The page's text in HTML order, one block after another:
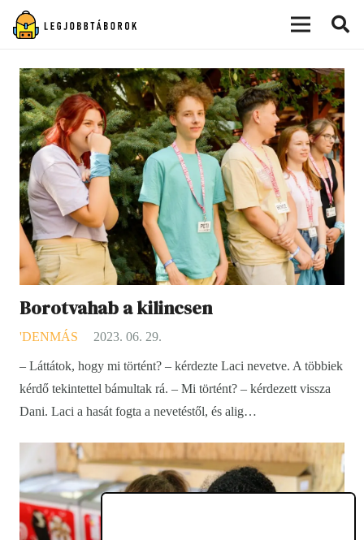
Borotvahab a kilincsen
'DENMÁS 2023. 06. 29.
– Láttátok, hogy mi történt? – kérdezte Laci nevetve. A többiek
kérdő tekintettel bámultak rá. – Mi történt? – kérdezett vissza
Dani. Laci a hasát fogta a nevetéstől, és alig…